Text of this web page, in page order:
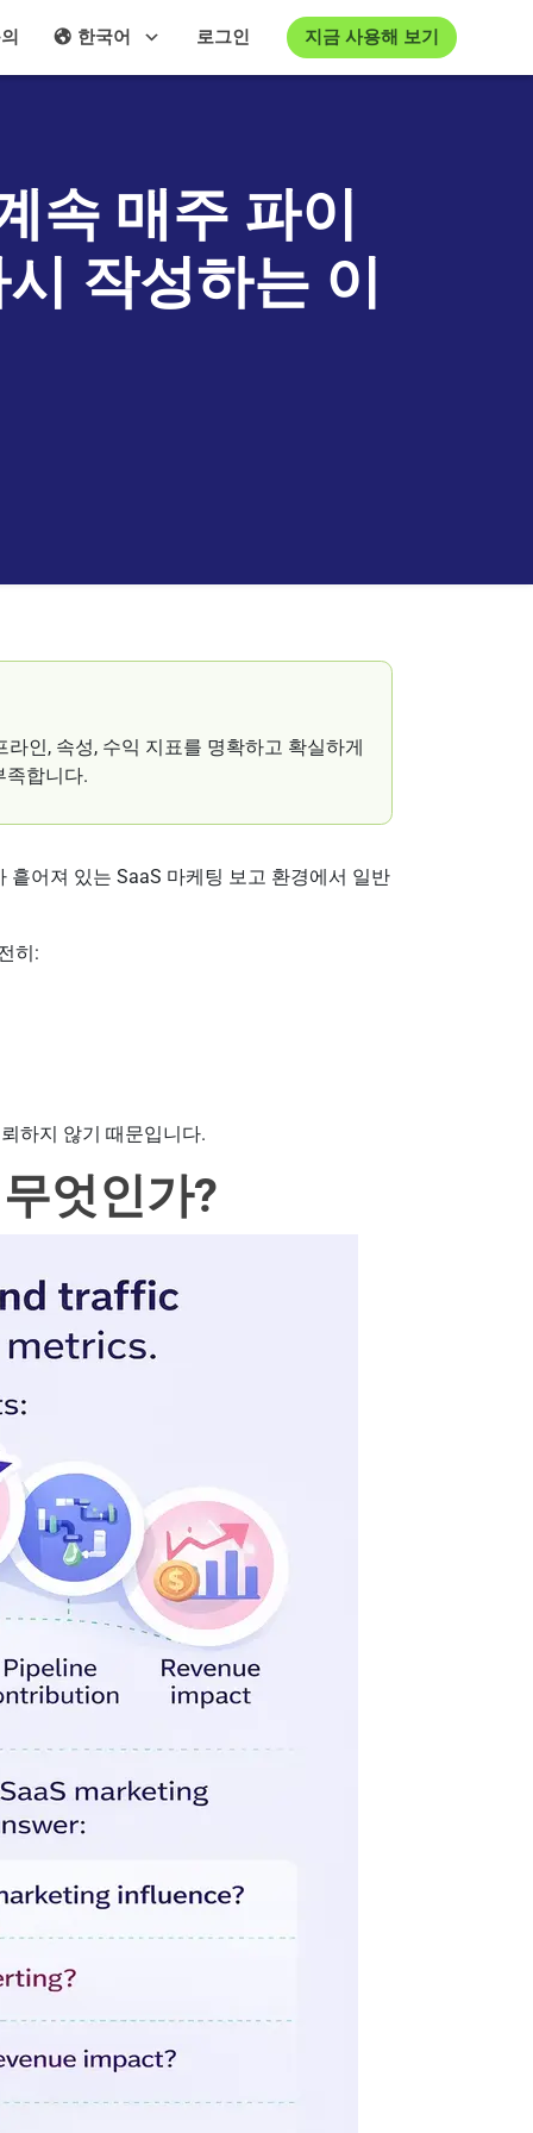
지금 사용해 보기
로그인
한국어
속 매주 파이
작성하는 이
인, 속성, 수익 지표를 명확하고 확실하게
족합니다.
흩어져 있는 SaaS 마케팅 보고 환경에서 일반
히:
하지 않기 때문입니다.
엇인가?